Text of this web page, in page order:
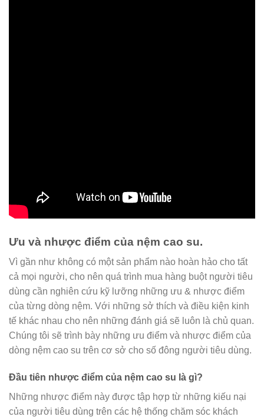
Ưu và nhược điểm của nệm cao su.
Vì gần như không có một sản phẩm nào hoàn hảo cho tất
cả mọi người, cho nên quá trình mua hàng buột người tiêu
dùng cần nghiên cứu kỹ lưỡng những ưu & nhược điểm
của từng dòng nệm. Với những sở thích và điều kiện kinh
tế khác nhau cho nên những đánh giá sẽ luôn là chủ quan.
Chúng tôi sẽ trình bày những ưu điểm và nhược điểm của
dòng nệm cao su trên cơ sở cho số đông người tiêu dùng.
Đầu tiên nhược điểm của nệm cao su là gì?
Những nhược điểm này được tập hợp từ những kiếu nại
của người tiêu dùng trên các hệ thống chăm sóc khách